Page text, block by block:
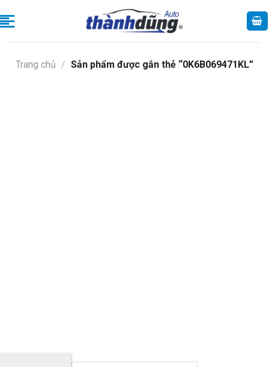
to
Trang chủ / Sản phẩm được gắn thẻ “0K6B069471KL”